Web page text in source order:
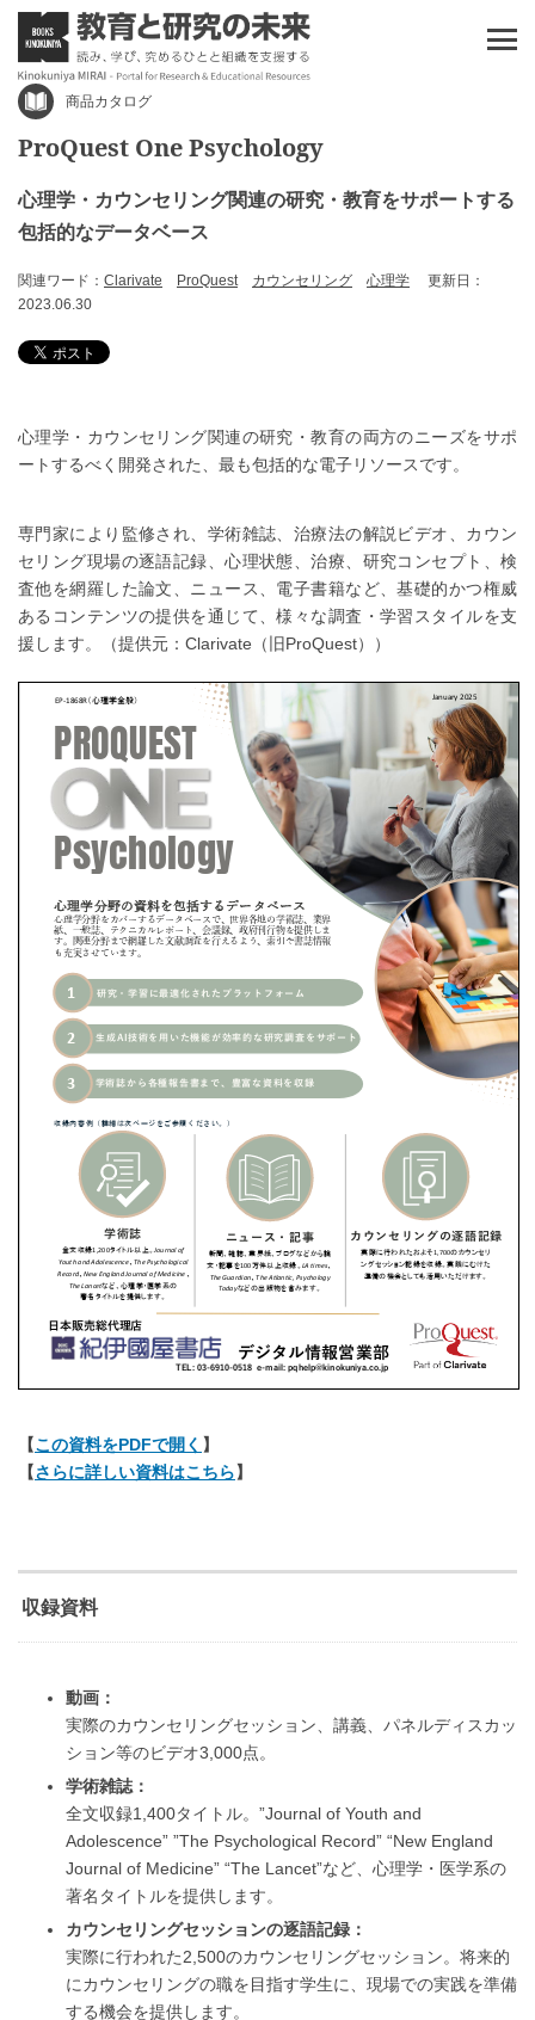
商品カタログ
ProQuest One Psychology
心理学・カウンセリング関連の研究・教育をサポートする
包括的なデータベース
関連ワード： Clarivate ProQuest カウンセリング 心理学
更新日：
2023.06.30
心理学・カウンセリング関連の研究・教育の両方のニーズをサポ
ートするべく開発された、最も包括的な電子リソースです。
専門家により監修され、学術雑誌、治療法の解説ビデオ、カウン
セリング現場の逐語記録、心理状態、治療、研究コンセプト、検
査他を網羅した論文、ニュース、電子書籍など、基礎的かつ権威
あるコンテンツの提供を通じて、様々な調査・学習スタイルを支
援します。（提供元：Clarivate（旧ProQuest））
【この資料をPDFで開く 】
【さらに詳しい資料はこちら】
収録資料
動画：
実際のカウンセリングセッション、講義、パネルディスカッ
ション等のビデオ3,000点。
学術雑誌：
全文収録1,400タイトル。”Journal of Youth and
Adolescence” ”The Psychological Record” “New England
Journal of Medicine” “The Lancet”など、心理学・医学系の
著名タイトルを提供します。
カウンセリングセッションの逐語記録：
実際に行われた2,500のカウンセリングセッション。将来的
にカウンセリングの職を目指す学生に、現場での実践を準備
する機会を提供します。